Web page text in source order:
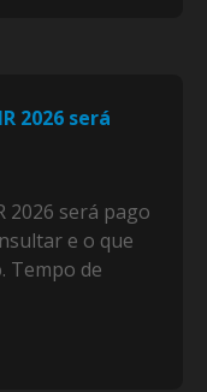
2026 será
2026 será pago
e o que
Tempo de